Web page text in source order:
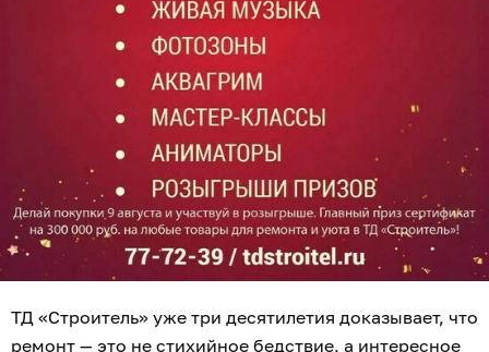
ТД «Строитель» уже три десятилетия доказывает, что
ремонт — это не стихийное бедствие, а интересное